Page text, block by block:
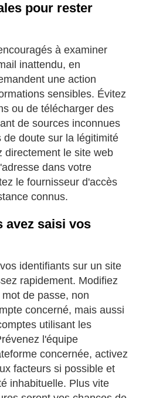
pour rester
à examiner
inattendu, en
une action
sensibles. Évitez
ou de télécharger des
de sources inconnues
doute sur la légitimité
directement le site web
dans votre
le fournisseur d'accès
connus.
avez saisi vos
identifiants sur un site
rapidement. Modifiez
de passe, non
concerné, mais aussi
utilisant les
l'équipe
concernée, activez
facteurs si possible et
inhabituelle. Plus vite